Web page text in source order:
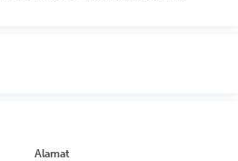
Alamat